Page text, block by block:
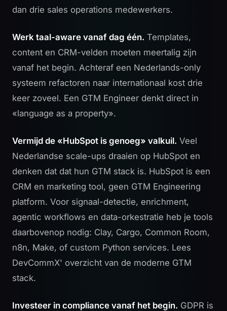
dan drie sales operations medewerkers.
Werk taal-aware vanaf dag één. Templates,
content en CRM-velden moeten meertalig zijn
vanaf het begin. Achteraf een Nederlands-only
systeem refactoren naar internationaal kost drie
keer zoveel. Een GTM Engineer denkt direct in
«language as a property».
Vermijd de «HubSpot is genoeg» valkuil. Veel
Nederlandse scale-ups draaien op HubSpot en
denken dat dat hun GTM stack is. HubSpot is een
CRM en marketing tool, geen GTM Engineering
platform. Voor signaal-detectie, enrichment,
agentic workflows en data-orkestratie heb je tools
daarbovenop nodig: Clay, Cargo, Common Room,
n8n, Make, of custom Python services. Lees
DevCommX' overzicht van de moderne GTM
stack.
Investeer in compliance vanaf het begin. GDPR is